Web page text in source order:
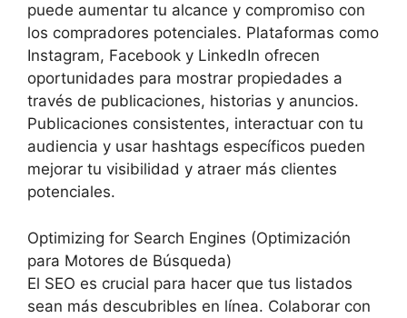
puede aumentar tu alcance y compromiso con
los compradores potenciales. Plataformas como
Instagram, Facebook y LinkedIn ofrecen
oportunidades para mostrar propiedades a
través de publicaciones, historias y anuncios.
Publicaciones consistentes, interactuar con tu
audiencia y usar hashtags específicos pueden
mejorar tu visibilidad y atraer más clientes
potenciales.
Optimizing for Search Engines (Optimización
para Motores de Búsqueda)
El SEO es crucial para hacer que tus listados
sean más descubribles en línea. Colaborar con